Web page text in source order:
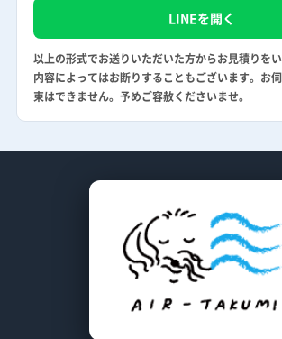
LINEを開く
以上の形式でお送りいただいた方からお見積りを
内容によってはお断りすることもございます。お
束はできません。予めご容赦くださいませ。